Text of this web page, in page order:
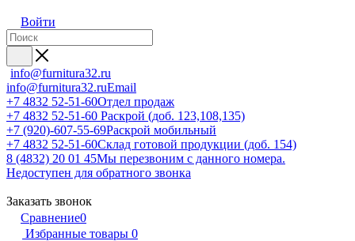
Войти
info@furnitura32.ru
info@furnitura32.ruEmail
+7 4832 52-51-60Отдел продаж
+7 4832 52-51-60 Раскрой (доб. 123,108,135)
+7 (920)-607-55-69Раскрой мобильный
+7 4832 52-51-60Склад готовой продукции (доб. 154)
8 (4832) 20 01 45Мы перезвоним с данного номера.
Недоступен для обратного звонка
Заказать звонок
Сравнение0
Избранные товары 0